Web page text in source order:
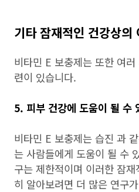
기타 잠재적인 건강상의
비타민 E 보충제는 또한 여
련이 있습니다.
5. 피부 건강에 도움이 될 수
비타민 E 보충제는 습진 과
는 사람들에게 도움이 될 수
구는 제한적이며 이러한 잠
히 알아보려면 더 많은 연구